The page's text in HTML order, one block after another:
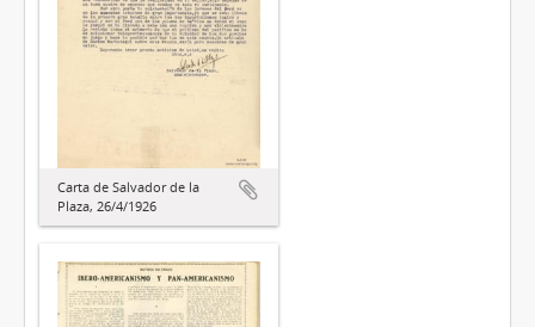
Carta de Salvador de la
Plaza, 26/4/1926